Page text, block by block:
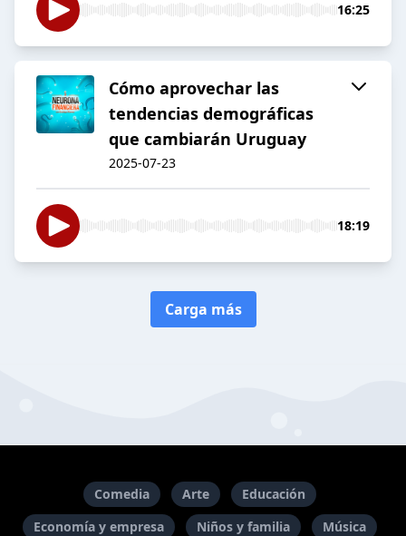
16:25
Cómo aprovechar las
tendencias demográficas
que cambiarán Uruguay
2025-07-23
18:19
Carga más
Comedia Arte
Educación
Economía y empresa
Niños y familia
Música